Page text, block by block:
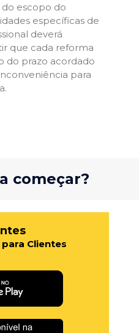
escopo do
específicas de
deverá
que cada reforma
do prazo acordado
para
começar?
Clientes